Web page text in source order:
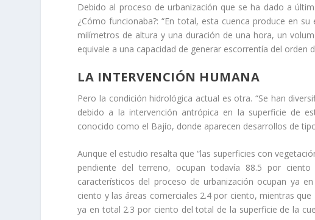
Debido al proceso de urbanización que se ha dado a
¿Cómo funcionaba?: “En total, esta cuenca produce en
milímetros de altura y una duración de una hora, un
equivale a una capacidad de generar escorrentía del orden
LA INTERVENCIÓN HUMANA
Pero la condición hidrológica actual es otra. “Se han
debido a la intervención antrópica en la superficie de
conocido como el Bajío, donde aparecen desarrollos de
Aunque el estudio resalta que “las superficies con
pendiente del terreno, ocupan todavía 88.5 por
característicos del proceso de urbanización ocupan ya
ciento y las áreas comerciales 2.4 por ciento, mientras
ya en total 2.3 por ciento del total de la superficie de la